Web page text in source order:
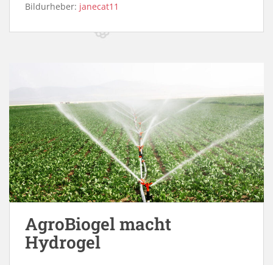
Bildurheber: janecat11
AgroBiogel macht
Hydrogel